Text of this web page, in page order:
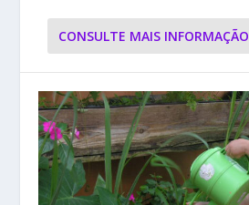
CONSULTE MAIS INFORMAÇÃO